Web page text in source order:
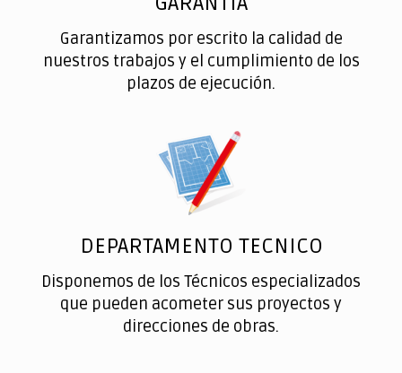
Garantizamos por escrito la calidad de
nuestros trabajos y el cumplimiento de los
plazos de ejecución.
DEPARTAMENTO TECNICO
Disponemos de los Técnicos especializados
que pueden acometer sus proyectos y
direcciones de obras.